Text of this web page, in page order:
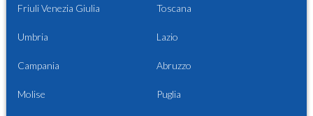
Friuli Venezia Giulia Toscana
Umbria Lazio
Campania Abruzzo
Molise Puglia